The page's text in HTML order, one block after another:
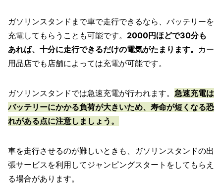
ガソリンスタンドまで車で走行できるなら、バッテリーを
充電してもらうことも可能です。 2000円ほどで30分も
あれば、十分に走行できるだけの電気がたまります。 カー
用品店でも店舗によっては充電が可能です。
ガソリンスタンドでは急速充電が行われます。 急速充電は
バッテリーにかかる負荷が大きいため、寿命が短くなる恐
れがある点に注意しましょう。
車を走行させるのが難しいときも、ガソリンスタンドの出
張サービスを利用してジャンピングスタートをしてもらえ
る場合があります。